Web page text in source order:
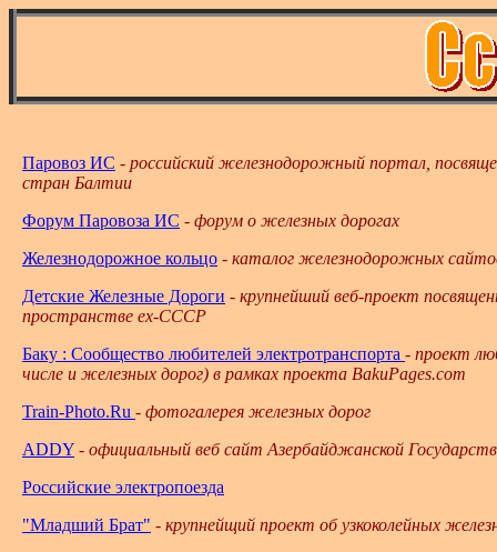
Паровоз ИС - российский железнодорожный портал,
стран Балтии
Форум Паровоза ИС - форум о железных дорогах
Железнодорожное кольцо - каталог железнодорожных
Детские Железные Дороги - крупнейший веб-проект
пространстве ex-СССР
Баку : Сообщество любителей электротранспорта - проект
числе и железных дорог) в рамках проекта BakuPages.com
Train-Photo.Ru - фотогалерея железных дорог
ADDY - официальный веб сайт Азербайджанской
Российские электропоезда
"Младший Брат" - крупнейщий проект об узкоколейных